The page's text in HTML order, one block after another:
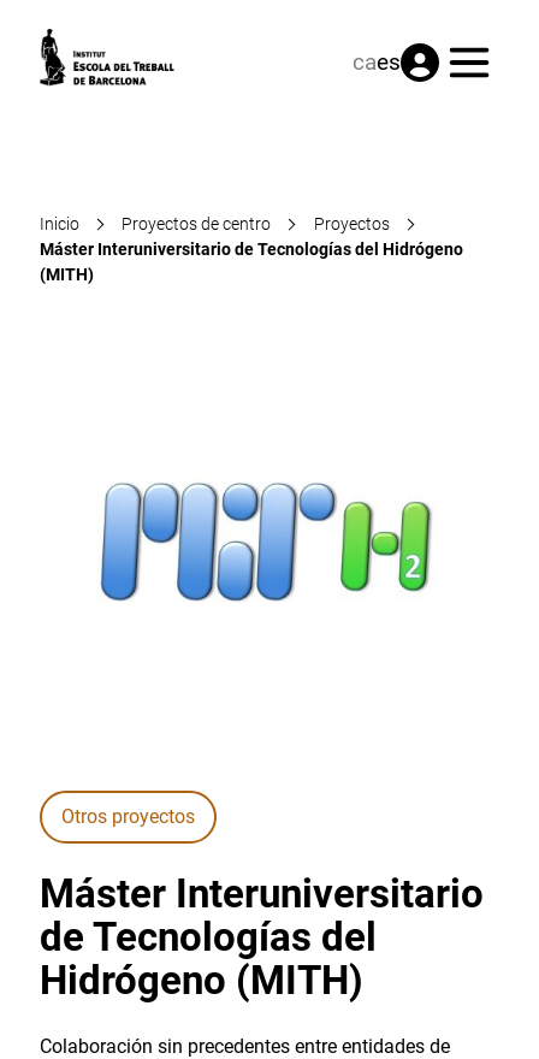
caes Menú
Inicio Proyectos de centro
Proyectos
Máster Interuniversitario de Tecnologías del Hidrógeno
(MITH)
Otros proyectos
Máster Interuniversitario
de Tecnologías del
Hidrógeno (MITH)
Colaboración sin precedentes entre entidades de